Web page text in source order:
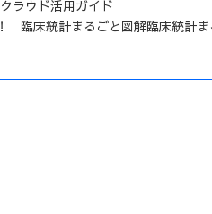
ラウド活用ガイド
臨床統計まるごと図解臨床統計